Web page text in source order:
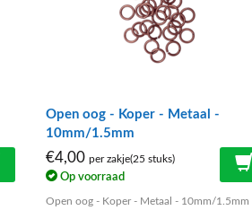
Open oog - Koper - Metaal -
10mm/1.5mm
€4,00 per zakje(25 stuks)
Op voorraad
Open oog - Koper - Metaal - 10mm/1.5mm